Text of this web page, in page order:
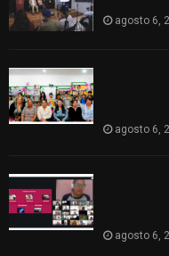
agosto 6,
agosto 6,
agosto 6,